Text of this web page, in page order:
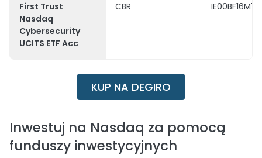
First Trust
Nasdaq
Cybersecurity
UCITS ETF Acc
CBR
KUP NA DEGIRO
Inwestuj na Nasdaq za pomocą
funduszy inwestycyjnych